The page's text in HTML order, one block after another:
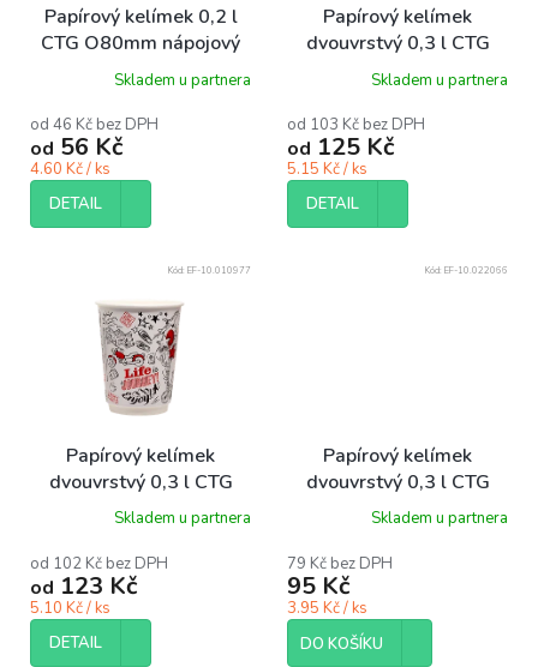
ů
Papírový kelímek 0,2 l
CTG O80mm nápojový
hnědý s potiskem párty
Skladem u partnera
od 46 Kč bez DPH
od 56 Kč
4.60 Kč / ks
DETAIL
Papírový kelímek
dvouvrstvý 0,3 l CTG
O90 mm nápojový bílý
Feeling bal/20 ks
Skladem u partnera
od 103 Kč bez DPH
od 125 Kč
5.15 Kč / ks
DETAIL
Papírový kelímek
dvouvrstvý 0,3 l CTG
O90 mm nápojový bílý
Travel bal/20 ks
Skladem u partnera
od 102 Kč bez DPH
od 123 Kč
5.10 Kč / ks
DETAIL
Kód: EF-10.010977
Papírový kelímek
dvouvrstvý 0,3 l CTG
O90 mm nápojový hnědý
Travel bal/20 ks
Skladem u partnera
79 Kč bez DPH
95 Kč
3.95 Kč / ks
DO KOŠÍKU
Kód: EF-10.022066